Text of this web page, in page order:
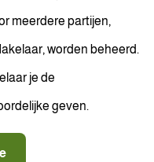
meerdere partijen,
worden beheerd.
je de
geven.